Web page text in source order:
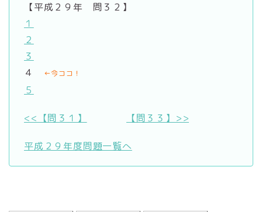
【平成２９年 問３２】
１
２
３
４
←今ココ！
５
<<【問３１】 【問３３】>>
平成２９年度問題一覧へ